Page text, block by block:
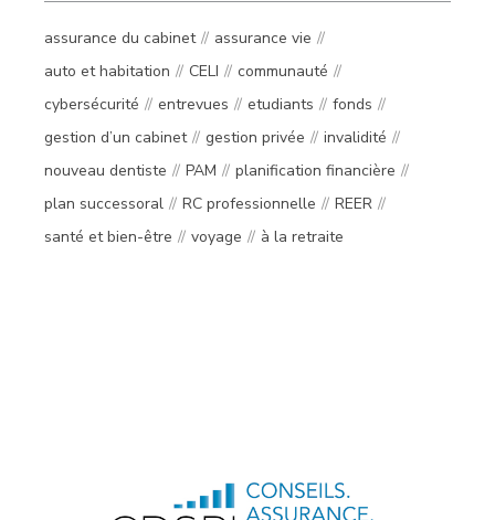
assurance du cabinet
assurance vie
auto et habitation
CELI
communauté
cybersécurité
entrevues etudiants
fonds
gestion d’un cabinet
gestion privée
invalidité
nouveau dentiste
PAM
planification financière
plan successoral
RC professionnelle
REER
santé et bien-être
voyage à la retraite